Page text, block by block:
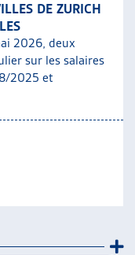
DE ZURICH
2026, deux
sur les salaires
2025 et